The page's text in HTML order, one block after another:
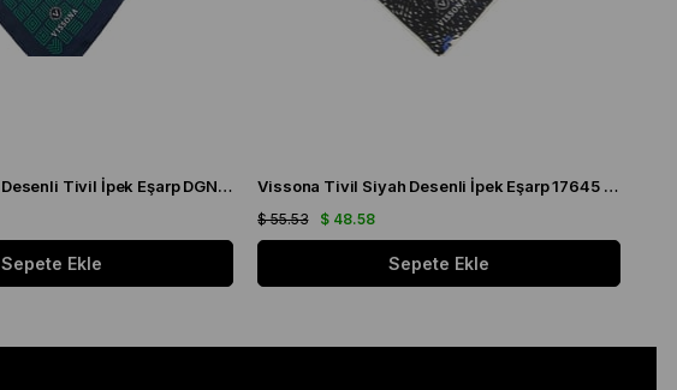
Vissona Lacivert Desenli Tivil İpek Eşarp DGN 50937 - 36 - 33
Sepete Ekle
Vissona Tivil Siyah Desenli İpek Eşarp 17645 - 01 - 32
$ 48.58
$ 55.53
Sepete Ekle